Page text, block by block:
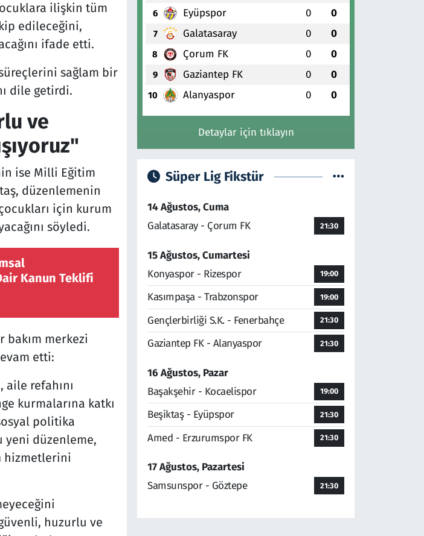
ilişkin tüm
edileceğini,
ifade etti.
sağlam bir
dile getirdi.
ve
ise Milli Eğitim
düzenlemenin
için kurum
söyledi.
Kanun Teklifi
bakım merkezi
etti:
refahını
kurmalarına katkı
politika
yeni düzenleme,
hizmetlerini
huzurlu ve
6 Eyüpspor 0 0
7 Galatasaray 0 0
8 Çorum FK 0 0
9 Gaziantep FK 0 0
10 Alanyaspor 0 0
Detaylar için tıklayın
Süper Lig Fikstür
14 Ağustos, Cuma
Galatasaray - Çorum FK
21:30
15 Ağustos, Cumartesi
Konyaspor - Rizespor
19:00
Kasımpaşa - Trabzonspor 19:00
Gençlerbirliği S.K. - Fenerbahçe 21:30
Gaziantep FK - Alanyaspor 21:30
16 Ağustos, Pazar
Başakşehir - Kocaelispor
19:00
Beşiktaş - Eyüpspor 21:30
Amed - Erzurumspor FK 21:30
17 Ağustos, Pazartesi
Samsunspor - Göztepe
21:30